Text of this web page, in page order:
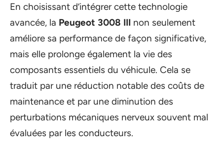
En choisissant d’intégrer cette technologie
avancée, la Peugeot 3008 III non seulement
améliore sa performance de façon significative,
mais elle prolonge également la vie des
composants essentiels du véhicule. Cela se
traduit par une réduction notable des coûts de
maintenance et par une diminution des
perturbations mécaniques nerveux souvent mal
évaluées par les conducteurs.